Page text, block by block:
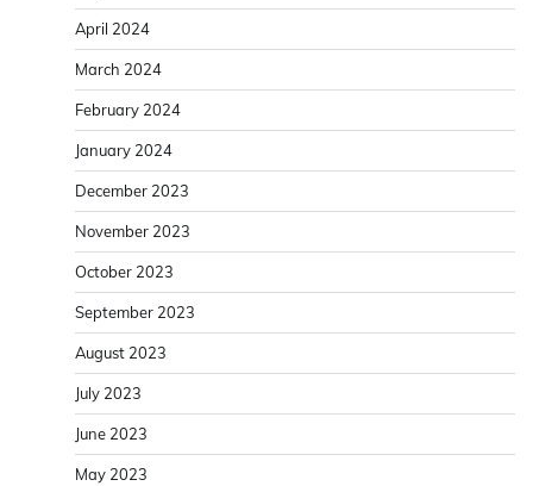
April 2024
March 2024
February 2024
January 2024
December 2023
November 2023
October 2023
September 2023
August 2023
July 2023
June 2023
May 2023